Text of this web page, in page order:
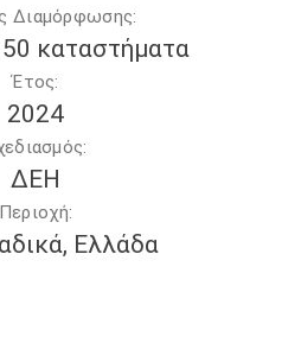
Διαμόρφωσης:
καταστήματα
Έτος:
2024
ΔΕΗ
Περιοχή:
Ελλάδα